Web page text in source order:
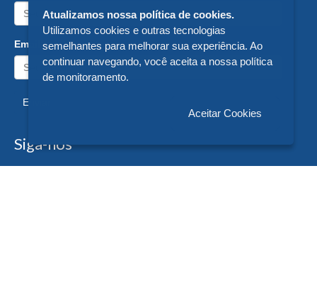
Email:
Enviar
Siga-nos
Atualizamos nossa política de cookies.
Utilizamos cookies e outras tecnologias
semelhantes para melhorar sua experiência. Ao
continuar navegando, você aceita a nossa política
de monitoramento.
Aceitar Cookies